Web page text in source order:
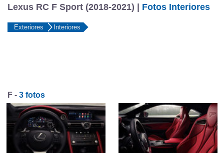
Lexus RC F Sport (2018-2021) | Fotos Interiores
Exteriores Interiores
F - 3 fotos